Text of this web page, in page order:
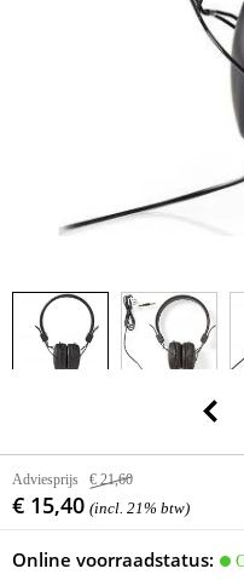
Adviesprijs € 21,60
€ 15,40 (incl. 21% btw)
Online voorraadstatus: